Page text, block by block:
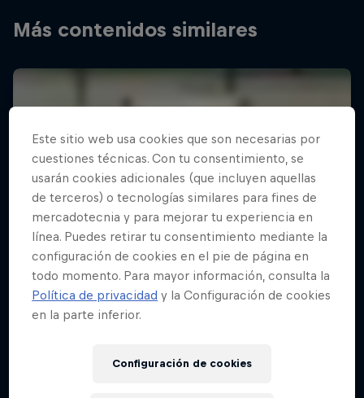
Más contenidos similares
Este sitio web usa cookies que son necesarias por
cuestiones técnicas. Con tu consentimiento, se
usarán cookies adicionales (que incluyen aquellas
de terceros) o tecnologías similares para fines de
mercadotecnia y para mejorar tu experiencia en
línea. Puedes retirar tu consentimiento mediante la
configuración de cookies en el pie de página en
todo momento. Para mayor información, consulta la
Política de privacidad y la Configuración de cookies
en la parte inferior.
Configuración de cookies